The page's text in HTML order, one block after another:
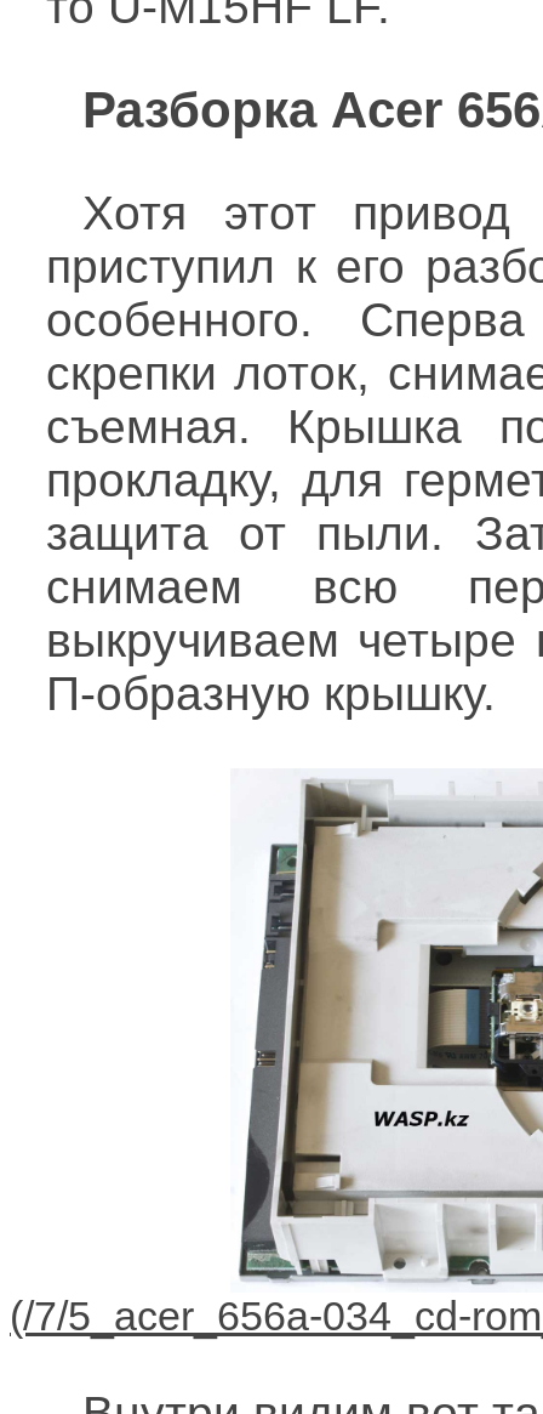
Разборка Acer
Хотя этот
приступил к его
особенного.
скрепки лоток,
съемная. Крышка
прокладку, для
защита от пыли.
снимаем всю
выкручиваем
П-образную крышку.